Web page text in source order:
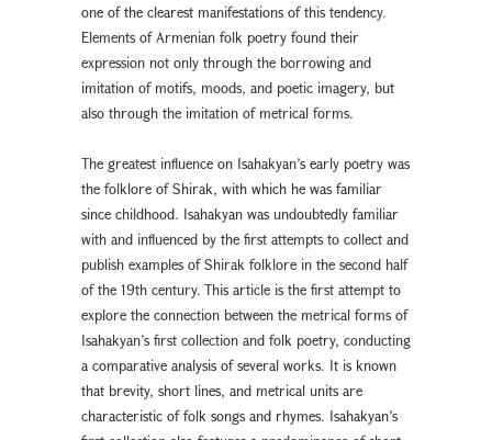
one of the clearest manifestations of this tendency.
Elements of Armenian folk poetry found their
expression not only through the borrowing and
imitation of motifs, moods, and poetic imagery, but
also through the imitation of metrical forms.
The greatest influence on Isahakyan’s early poetry was
the folklore of Shirak, with which he was familiar
since childhood. Isahakyan was undoubtedly familiar
with and influenced by the first attempts to collect and
publish examples of Shirak folklore in the second half
of the 19th century. This article is the first attempt to
explore the connection between the metrical forms of
Isahakyan’s first collection and folk poetry, conducting
a comparative analysis of several works. It is known
that brevity, short lines, and metrical units are
characteristic of folk songs and rhymes. Isahakyan’s